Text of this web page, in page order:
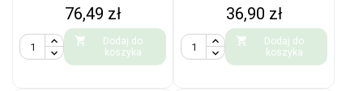
Cena
76,49 zł

Dodaj do
koszyka
Cena
36,90 zł

Dodaj do
koszyka